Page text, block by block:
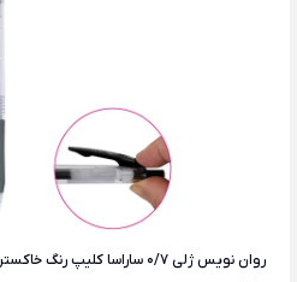
روان نویس ژلی ۰/۷ ساراسا کلیپ رنگ خاکستری (برند زبرا)